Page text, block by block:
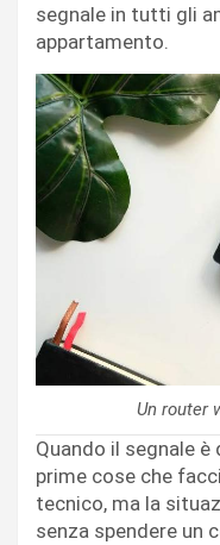
segnale in tutti gli
appartamento.
Un router
Quando il segnale
prime cose che
tecnico, ma la
senza spendere un